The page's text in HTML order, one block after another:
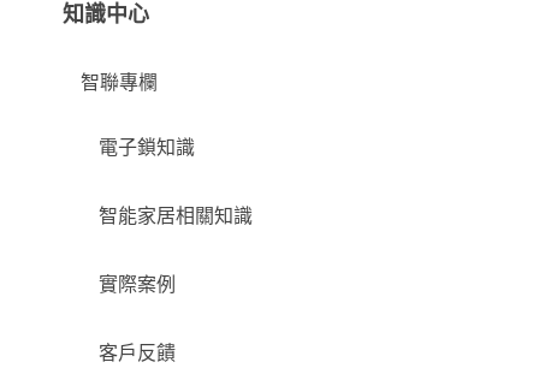
知識中心
智聯專欄
電子鎖知識
智能家居相關知識
實際案例
客戶反饋